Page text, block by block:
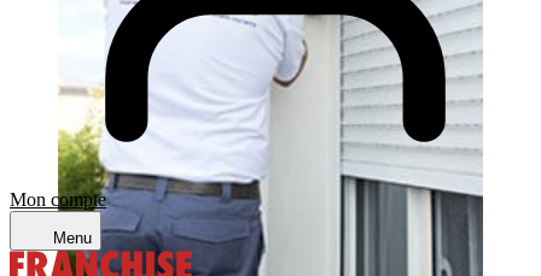
Mon compte
Menu